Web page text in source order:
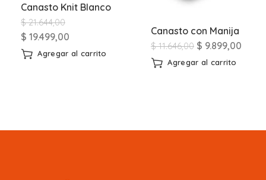
Canasto Knit Blanco
$21.644,00
$ 19.499,00
Agregar al carrito
Canasto con Manija
$11.646,00 $ 9.899,00
Agregar al carrito